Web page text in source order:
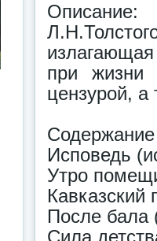
при жизни
цензурой, а
Содержание
Исповедь
Утро
После бала
Сила